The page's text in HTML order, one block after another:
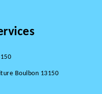
Boulbon 13150